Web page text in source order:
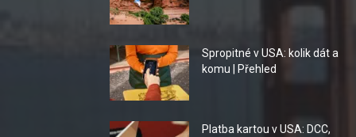
Spropitné v USA: kolik dát a
komu | Přehled
Platba kartou v USA: DCC,